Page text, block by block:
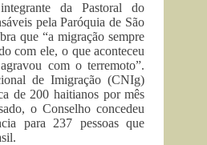
da Pastoral do
pela Paróquia de São
que “a migração sempre
com ele, o que aconteceu
com o terremoto”.
de Imigração (CNIg)
de 200 haitianos por mês
o Conselho concedeu
para 237 pessoas que